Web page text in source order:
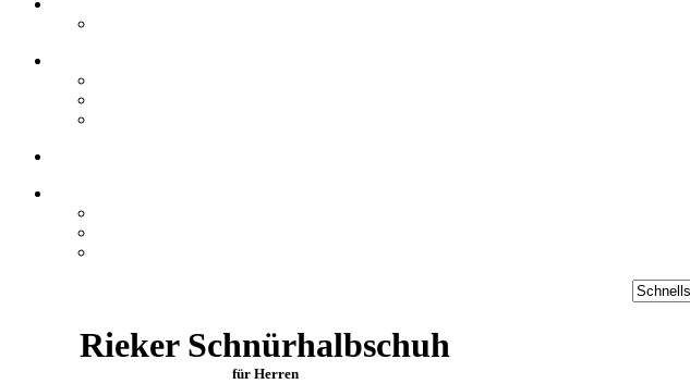
Rieker Schnürhalbschuh
für Herren